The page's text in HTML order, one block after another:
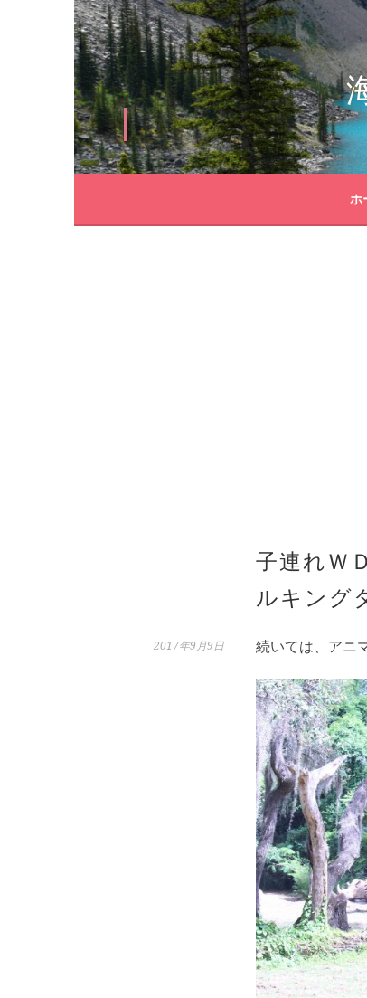
コ
ン
テ
ン
ツ
へ
ス
キ
ホ
子連れＷ
ルキング
2017年9月9日 続いては、アニ